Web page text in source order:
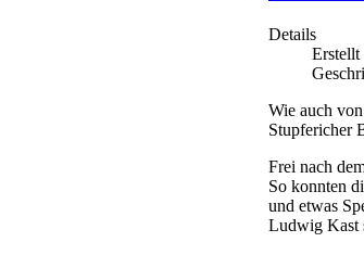
Details
Erstellt
Wie auch
Stupfericher
Frei nach
So konnten
und etwas
Ludwig Kast